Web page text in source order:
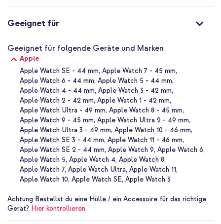
Holdit Silikonarmband. Bestelle noch heute und erlebe die
perfekte Mischung aus Komfort und Stil.
Geeignet für
Geeignet für folgende Geräte und Marken
Apple
Apple Watch SE - 44 mm Apple Watch 7 - 45 mm
Apple Watch 6 - 44 mm Apple Watch 5 - 44 mm
Apple Watch 4 - 44 mm Apple Watch 3 - 42 mm
Apple Watch 2 - 42 mm Apple Watch 1 - 42 mm
Apple Watch Ultra - 49 mm Apple Watch 8 - 45 mm
Apple Watch 9 - 45 mm Apple Watch Ultra 2 - 49 mm
Apple Watch Ultra 3 - 49 mm Apple Watch 10 - 46 mm
Apple Watch SE 3 - 44 mm Apple Watch 11 - 46 mm
Apple Watch SE 2 - 44 mm Apple Watch 9 Apple Watch 6
Apple Watch 5 Apple Watch 4 Apple Watch 8
Apple Watch 7 Apple Watch Ultra Apple Watch 11
Apple Watch 10 Apple Watch SE Apple Watch 3
Achtung Bestellst du eine Hülle / ein Accessoire für das richtige
Gerät? Hier kontrollieren